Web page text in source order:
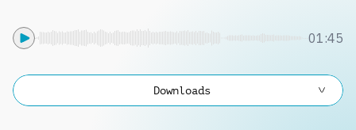
01:45
Downloads